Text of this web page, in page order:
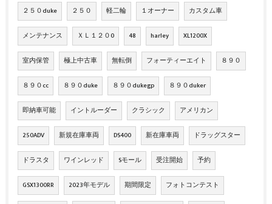
２５０duke ２５０ 軽二輪 １オーナー カスタム車
メンテナンス ＸＬ１２０0 48 harley XL1200X
室内保管 極上中古車 無転倒 フォーティーエイト ８９０
８９０cc ８９０duke ８９０dukegp ８９０duker
即納車可能 イントルーダー クラシック アメリカン
250ADV 新規在庫車両 DS400 新在庫車両 ドラッグスター
ドラスタ ワインレッド Sモール 受注開始 予約
GSX1300RR 2023年モデル 期間限定 フォトコンテスト